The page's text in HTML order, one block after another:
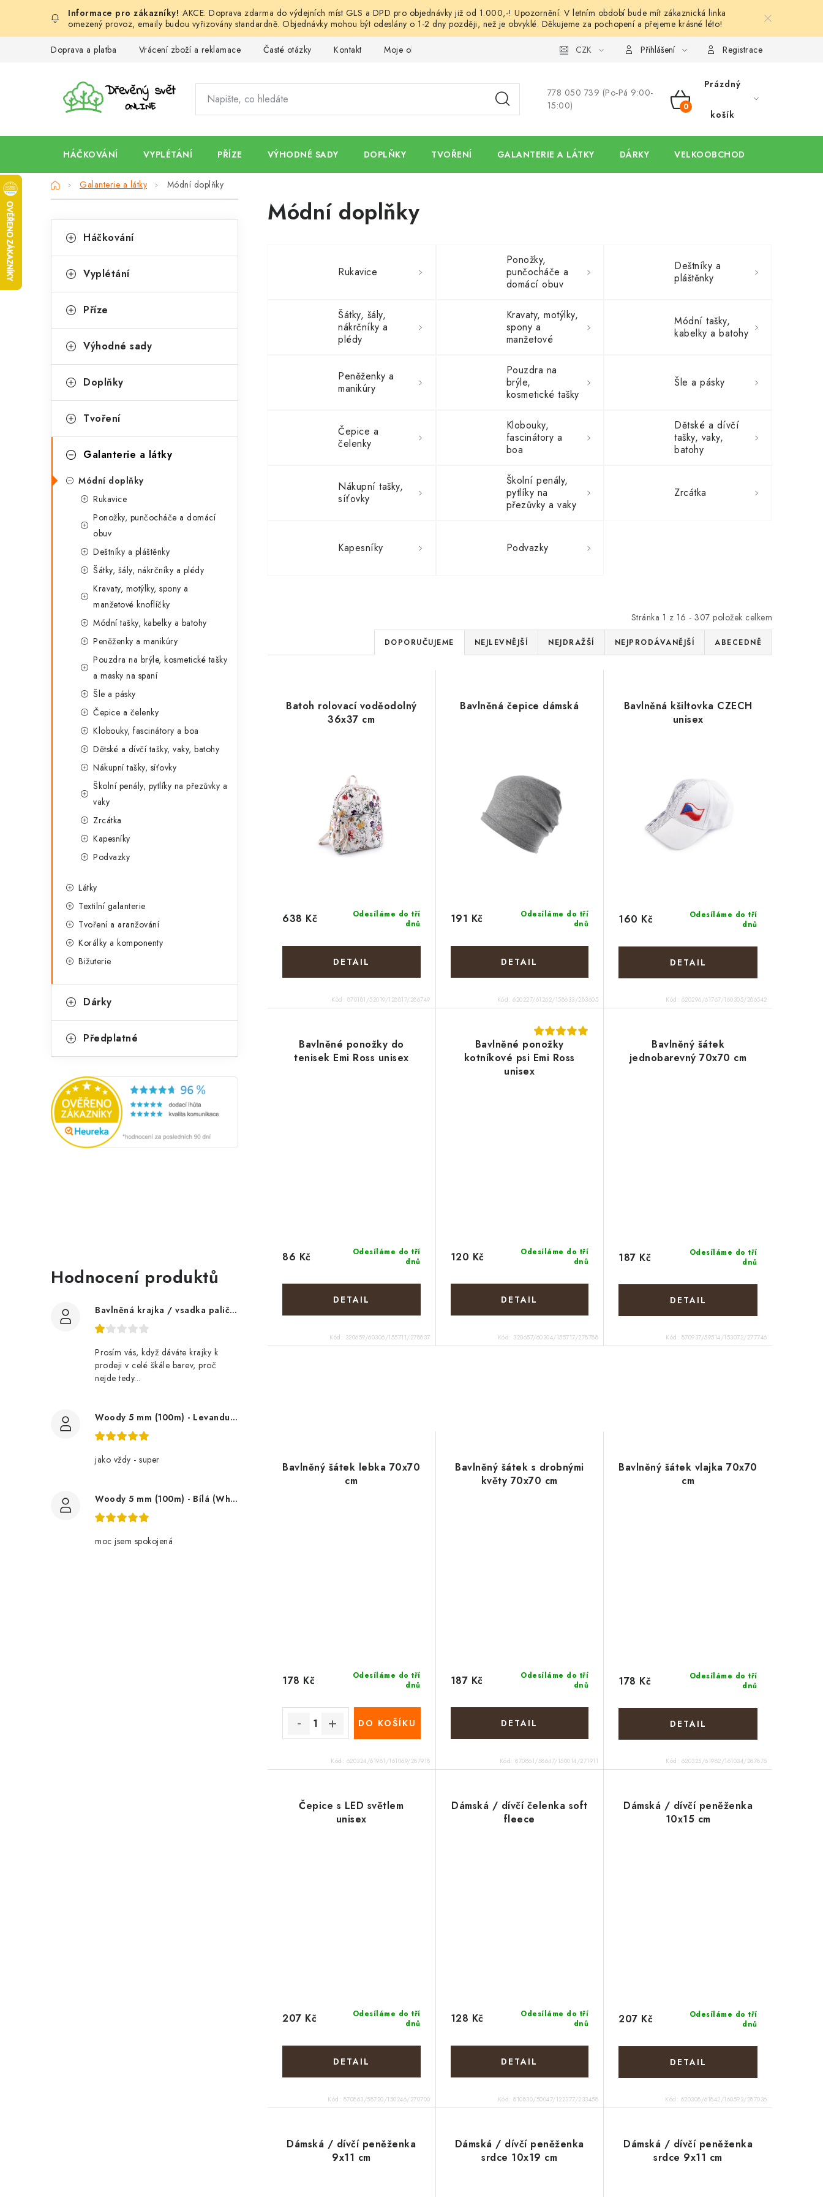
obsah
AKCE: Doprava zdarma do výdejních míst GLS a DPD pro objednávky již od 1.000,-! Upozornění: V letním období bude mít zákaznická linka
omezený provoz, emaily budou vyřizovány standardně. Objednávky mohou být odeslány o 1-2 dny později, než je obvyklé. Děkujeme za pochopení a přejeme krásné léto!
Doprava a platba Vrácení zboží a reklamace Časté otázky Kontakt Moje objednávka Ochrana osobních údajů Hodnocení obchodu
CZK Přihlášení Registrace
778 050 739 (Po-Pá 9:00-
15:00)
NÁKUPNÍ
Prázdný
košík
HÁČKOVÁNÍ VYPLÉTÁNÍ PŘÍZE VÝHODNÉ SADY DOPLŇKY TVOŘENÍ GALANTERIE A LÁTKY DÁRKY VELKOOBCHOD
DomůGalanterie a látky Módní doplňky
P
s
a
n
í
a
e
kategorie
a
e
o
i
Háčkování
Vyplétání
Příze
Výhodné sady
Doplňky
Tvoření
Galanterie a látky
Módní doplňky
Rukavice
Ponožky, punčocháče a domácí
obuv
Deštníky a pláštěnky
Šátky, šály, nákrčníky a plédy
Kravaty, motýlky, spony a
manžetové knoflíčky
Módní tašky, kabelky a batohy
Peněženky a manikúry
Pouzdra na brýle, kosmetické tašky
a masky na spaní
Šle a pásky
Čepice a čelenky
Klobouky, fascinátory a boa
Dětské a dívčí tašky, vaky, batohy
Nákupní tašky, síťovky
Školní penály, pytlíky na přezůvky a
vaky
Zrcátka
Kapesníky
Podvazky
Látky
Textilní galanterie
Tvoření a aranžování
Korálky a komponenty
Bižuterie
Dárky
Předplatné
Hodnocení produktů
Bavlněná krajka / vsadka paličkovaná šíře 60 mm
Prosím vás, když dáváte krajky k
prodeji v celé škále barev, proč
nejde tedy...
Woody 5 mm (100m) - Levandule (Lavender)
jako vždy - super
Woody 5 mm (100m) - Bílá (White)
moc jsem spokojená
Módní doplňky
Rukavice
Ponožky,
punčocháče a
domácí obuv
Deštníky a
pláštěnky
Šátky, šály,
nákrčníky a
plédy
Kravaty, motýlky,
spony a
manžetové
Módní tašky,
kabelky a batohy
Peněženky a
manikúry
Pouzdra na
brýle,
kosmetické tašky
spaní
Šle a pásky
Čepice a
čelenky
Klobouky,
fascinátory a
boa
Dětské a dívčí
tašky, vaky,
batohy
Nákupní tašky,
síťovky
Školní penály,
pytlíky na
přezůvky a vaky
Zrcátka
Kapesníky Podvazky
Stránka 1 z 16 - 307 položek celkem
Ř
a
e
r
o
d
t
ů
DOPORUČUJEME NEJLEVNĚJŠÍ NEJDRAŽŠÍ NEJPRODÁVANĚJŠÍ ABECEDNĚ
Batoh rolovací voděodolný
36x37 cm
Odesíláme do tří
dnů
638 Kč
Kód: 870181/52019/128817/286749
Bavlněná čepice dámská
Odesíláme do tří
dnů
191 Kč
Kód:620227/61262/158633/283605
Bavlněná kšiltovka CZECH
unisex
Odesíláme do tří
dnů
160 Kč
Kód: 620296/61767/160305/286542
Bavlněné ponožky do
tenisek Emi Ross unisex
Odesíláme do tří
dnů
86 Kč
Kód: 320659/60306/155711/278837
Bavlněné ponožky
kotníkové psi Emi Ross
unisex
Odesíláme do tří
dnů
120 Kč
Kód: 320657/60304/155717/278788
Bavlněný šátek
jednobarevný 70x70 cm
Odesíláme do tří
dnů
187 Kč
Kód: 870937/59514/153072/277746
Bavlněný šátek lebka 70x70
cm
Odesíláme do tří
dnů
178 Kč
DO KOŠÍKU
Kód: 620324/61981/161069/287918
Bavlněný šátek s drobnými
květy 70x70 cm
Odesíláme do tří
dnů
187 Kč
Kód:870861/58647/150014/271911
Bavlněný šátek vlajka 70x70
cm
Odesíláme do tří
dnů
178 Kč
Kód: 620325/61982/161034/287875
Čepice s LED světlem
unisex
Odesíláme do tří
dnů
207 Kč
Kód: 870863/58720/150246/270700
Dámská / dívčí čelenka soft
fleece
Odesíláme do tří
dnů
128 Kč
Kód:810830/50047/122377/233458
Dámská / dívčí peněženka
10x15 cm
Odesíláme do tří
dnů
207 Kč
Kód: 620308/61842/160593/287036
Dámská / dívčí peněženka
9x11 cm
Dámská / dívčí peněženka
srdce 10x19 cm
Dámská / dívčí peněženka
srdce 9x11 cm